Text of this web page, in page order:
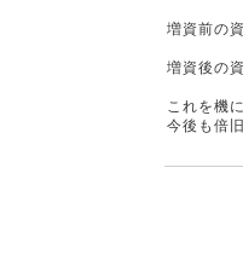
増資前の
増資後の
これを機
今後も倍